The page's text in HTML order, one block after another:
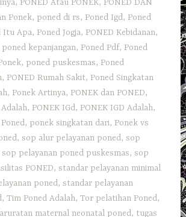
, PONED Atau PONEK, PONED DAN
Ponek, poned di rs, Poned Igd, Poned
Itu Apa, Poned Jogja, PONED Kebidanan,
poned kepanjangan, Poned Pdf, Poned
, poned puskesmas, Poned
, PONED Rumah Sakit, Poned Singkatan
, Ponek Artinya, PONEK dan PONED,
, PONEK IGd, PONEK IGD Adalah,
, ponek singkatan dari, Ponek vs
,sop alur pelayanan poned,sop
sop pelayanan poned puskesmas,sop
PONED,standar pelayanan minimal
poned,standar pelayanan
,Tim Poned Adalah,Tor pelatihan Poned,
maternal neonatal poned, tugas